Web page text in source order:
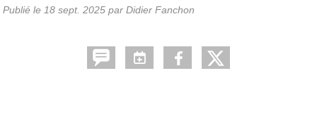
Publié le 18 sept. 2025 par Didier Fanchon